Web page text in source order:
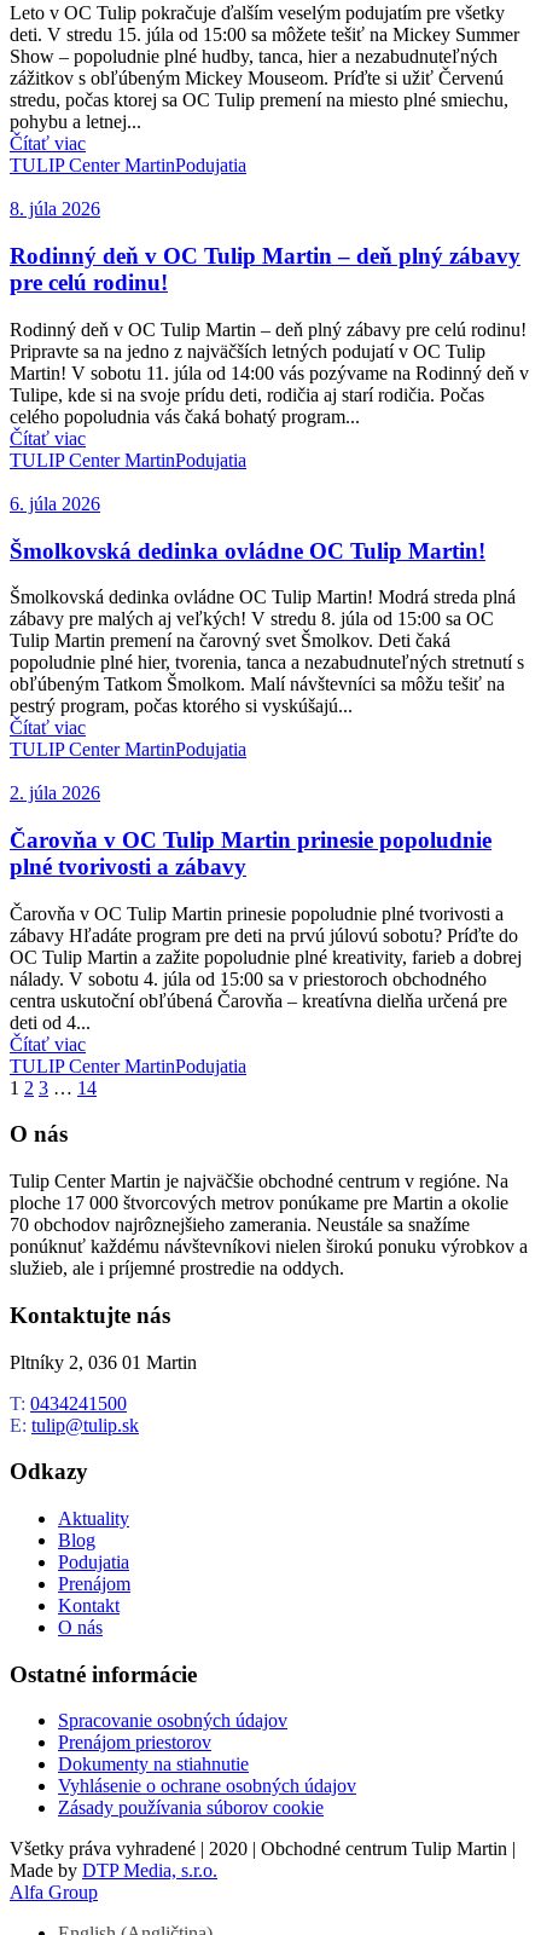
Leto v OC Tulip pokračuje ďalším veselým podujatím pre všetky
deti. V stredu 15. júla od 15:00 sa môžete tešiť na Mickey Summer
Show – popoludnie plné hudby, tanca, hier a nezabudnuteľných
zážitkov s obľúbeným Mickey Mouseom. Príďte si užiť Červenú
stredu, počas ktorej sa OC Tulip premení na miesto plné smiechu,
pohybu a letnej...
Čítať viac
TULIP Center MartinPodujatia
8. júla 2026
Rodinný deň v OC Tulip Martin – deň plný zábavy
pre celú rodinu!
Rodinný deň v OC Tulip Martin – deň plný zábavy pre celú rodinu!
Pripravte sa na jedno z najväčších letných podujatí v OC Tulip
Martin! V sobotu 11. júla od 14:00 vás pozývame na Rodinný deň v
Tulipe, kde si na svoje prídu deti, rodičia aj starí rodičia. Počas
celého popoludnia vás čaká bohatý program...
Čítať viac
TULIP Center MartinPodujatia
6. júla 2026
Šmolkovská dedinka ovládne OC Tulip Martin!
Šmolkovská dedinka ovládne OC Tulip Martin! Modrá streda plná
zábavy pre malých aj veľkých! V stredu 8. júla od 15:00 sa OC
Tulip Martin premení na čarovný svet Šmolkov. Deti čaká
popoludnie plné hier, tvorenia, tanca a nezabudnuteľných stretnutí s
obľúbeným Tatkom Šmolkom. Malí návštevníci sa môžu tešiť na
pestrý program, počas ktorého si vyskúšajú...
Čítať viac
TULIP Center MartinPodujatia
2. júla 2026
Čarovňa v OC Tulip Martin prinesie popoludnie
plné tvorivosti a zábavy
Čarovňa v OC Tulip Martin prinesie popoludnie plné tvorivosti a
zábavy Hľadáte program pre deti na prvú júlovú sobotu? Príďte do
OC Tulip Martin a zažite popoludnie plné kreativity, farieb a dobrej
nálady. V sobotu 4. júla od 15:00 sa v priestoroch obchodného
centra uskutoční obľúbená Čarovňa – kreatívna dielňa určená pre
deti od 4...
Čítať viac
TULIP Center MartinPodujatia
1 2 3 … 14
O nás
Tulip Center Martin je najväčšie obchodné centrum v regióne. Na
ploche 17 000 štvorcových metrov ponúkame pre Martin a okolie
70 obchodov najrôznejšieho zamerania. Neustále sa snažíme
ponúknuť každému návštevníkovi nielen širokú ponuku výrobkov a
služieb, ale i príjemné prostredie na oddych.
Kontaktujte nás
Pltníky 2, 036 01 Martin
T: 0434241500
E: tulip@tulip.sk
Odkazy
Aktuality
Blog
Podujatia
Prenájom
Kontakt
O nás
Ostatné informácie
Spracovanie osobných údajov
Prenájom priestorov
Dokumenty na stiahnutie
Vyhlásenie o ochrane osobných údajov
Zásady používania súborov cookie
Všetky práva vyhradené | 2020 | Obchodné centrum Tulip Martin |
Made by DTP Media, s.r.o.
Alfa Group